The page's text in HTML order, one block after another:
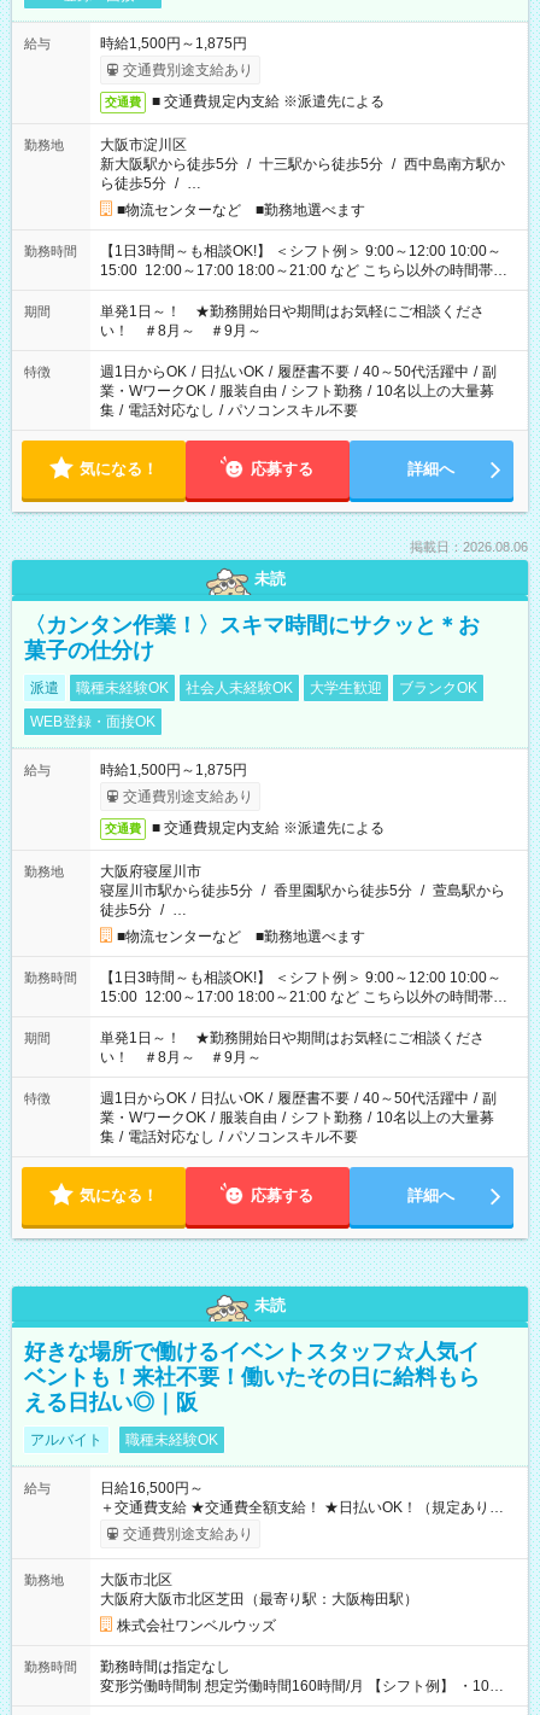
給与
時給1,500円～1,875円
交通費別途支給あり
交通費 ■ 交通費規定内支給 ※派遣先による
勤務地
大阪市淀川区
新大阪駅から徒歩5分 / 十三駅から徒歩5分 / 西中島南方駅か
ら徒歩5分 / …
■物流センターなど ■勤務地選べます
勤務時間
【1日3時間～も相談OK!】 ＜シフト例＞ 9:00～12:00 10:00～
15:00 12:00～17:00 18:00～21:00 など こちら以外の時間帯も
お気軽にご相談ください！
期間
単発1日～！ ★勤務開始日や期間はお気軽にご相談くださ
い！ ＃8月～ ＃9月～
特徴 週1日からOK / 日払いOK / 履歴書不要 / 40～50代活躍中 / 副
業・WワークOK / 服装自由 / シフト勤務 / 10名以上の大量募
集 / 電話対応なし / パソコンスキル不要
気になる！ 応募する 詳細へ
掲載日：2026.08.06
未読
〈カンタン作業！〉スキマ時間にサクッと＊お
菓子の仕分け
派遣 職種未経験OK 社会人未経験OK 大学生歓迎
ブランクOK
WEB登録・面接OK
給与
時給1,500円～1,875円
交通費別途支給あり
交通費 ■ 交通費規定内支給 ※派遣先による
勤務地
大阪府寝屋川市
寝屋川市駅から徒歩5分 / 香里園駅から徒歩5分 / 萱島駅から
徒歩5分 / …
■物流センターなど ■勤務地選べます
勤務時間
【1日3時間～も相談OK!】 ＜シフト例＞ 9:00～12:00 10:00～
15:00 12:00～17:00 18:00～21:00 など こちら以外の時間帯も
お気軽にご相談ください！
期間
単発1日～！ ★勤務開始日や期間はお気軽にご相談くださ
い！ ＃8月～ ＃9月～
特徴 週1日からOK / 日払いOK / 履歴書不要 / 40～50代活躍中 / 副
業・WワークOK / 服装自由 / シフト勤務 / 10名以上の大量募
集 / 電話対応なし / パソコンスキル不要
気になる！ 応募する 詳細へ
未読
好きな場所で働けるイベントスタッフ☆人気イ
ベントも！来社不要！働いたその日に給料もら
える日払い◎｜阪
アルバイト 職種未経験OK
給与
日給16,500円～
＋交通費支給 ★交通費全額支給！ ★日払いOK！（規定あり） ┗
働いたその日に現金GET♪ お仕事後はコンビニATMから 日払
交通費別途支給あり
勤務地
大阪市北区
大阪府大阪市北区芝田（最寄り駅：大阪梅田駅）
株式会社ワンベルウッズ
勤務時間
勤務時間は指定なし
変形労働時間制 想定労働時間160時間/月 【シフト例】 ・10：
00～20：00